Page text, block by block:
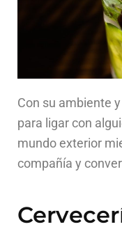
Con su ambiente
para ligar con
mundo exterior
compañía y